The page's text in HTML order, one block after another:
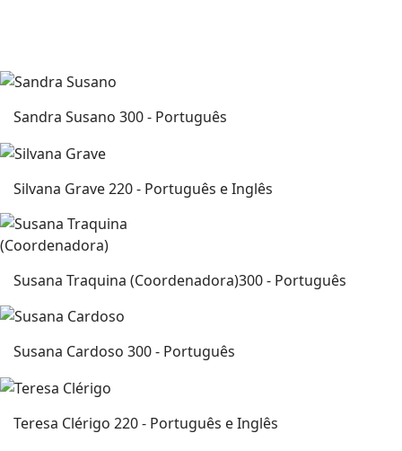
Sandra Susano 300 - Português
Silvana Grave220 - Português e Inglês
Susana Traquina (Coordenadora)300 - Português
Susana Cardoso 300 - Português
Teresa Clérigo 220 - Português e Inglês